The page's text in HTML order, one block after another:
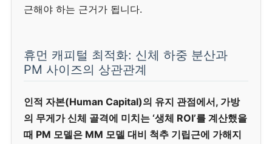
근해야 하는 근거가 됩니다.
휴먼 캐피털 최적화: 신체 하중 분산과
PM 사이즈의 상관관계
인적 자본(Human Capital)의 유지 관점에서, 가방
의 무게가 신체 골격에 미치는 ‘생체 ROI’를 계산했을
때 PM 모델은 MM 모델 대비 척추 기립근에 가해지